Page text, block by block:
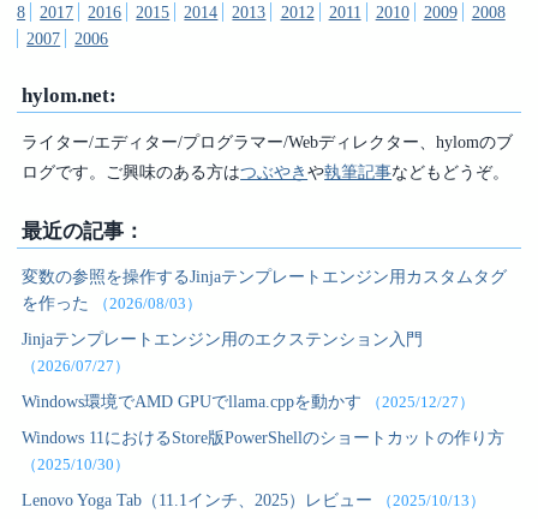
8
2017 2016 2015 2014 2013 2012 2011 2010 2009
2008
2007
2006
hylom.net:
ライター/エディター/プログラマー/Webディレクター、hylomのブ
ログです。ご興味のある方はつぶやきや執筆記事などもどうぞ。
最近の記事：
変数の参照を操作するJinjaテンプレートエンジン用カスタムタグ
を作った
（2026/08/03）
Jinjaテンプレートエンジン用のエクステンション入門
（2026/07/27）
Windows環境でAMD GPUでllama.cppを動かす （2025/12/27）
Windows 11におけるStore版PowerShellのショートカットの作り方
（2025/10/30）
Lenovo Yoga Tab（11.1インチ、2025）レビュー （2025/10/13）